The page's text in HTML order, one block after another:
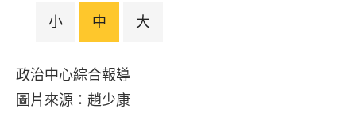
小 中 大
政治中心綜合報導
圖片來源：趙少康